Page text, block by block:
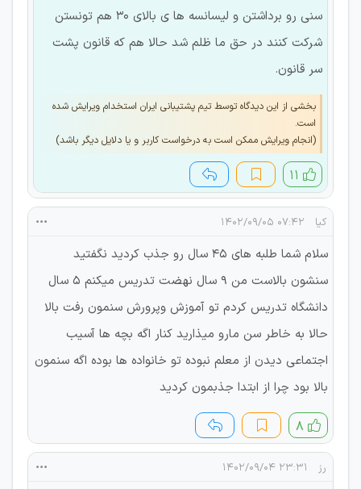
سنی رو برداشتن و لیسانسه ها ی بالای ۳۰ هم تونستن
شرکت کنند در حق ما ظلم شد حالا هم که قانون پشت
سر قانون.
بخشی از این دیدگاه توسط تیم پشتیبانی ایران استخدام ویرایش شده
است.
(انجام ویرایش ممکن است به درخواست کاربر و یا دلایل دیگر باشد)
۱۱
کیا ۰۷:۴۲ ۱۴۰۲/۰۹/۰۵
سلام شما طلبه های ۴۵ سال رو جذب کردید نگفتید
سنشون بالاست من ۹ سال نهضت تدریس میکنم ۵ سال
دانشگاه تدریس کردم تو آموزش وپرورش سنمون رفت بالا
حالا به خاطر سن مارو میذارید کنار اگه بچه ها آسیب
اجتماعی دیدن از معلم نبوده تو خانواده ها بوده اگه سنمون
بالا بود چرا از ابتدا جذبمون کردید
۸
رز ۲۳:۳۱ ۱۴۰۲/۰۹/۰۴